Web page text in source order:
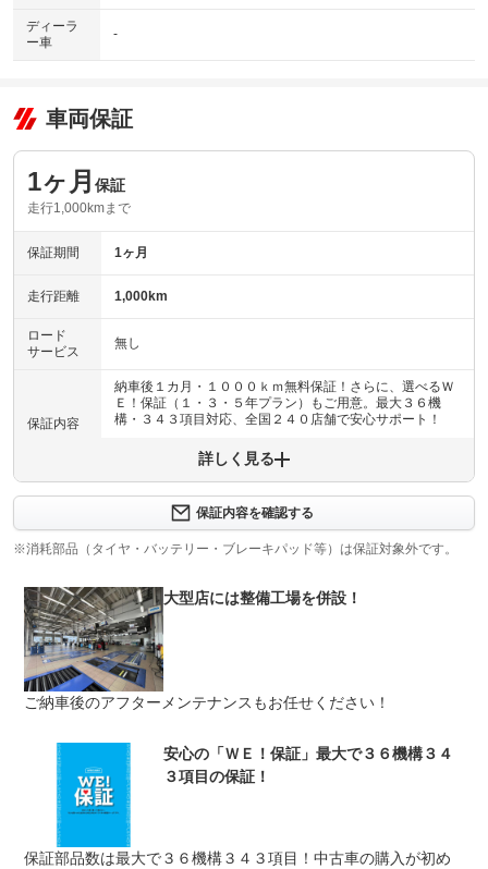
ディーラ
ー車
-
車両保証
1ヶ月 保証
走行1,000kmまで
保証期間 1ヶ月
走行距離 1,000km
ロード
サービス
無し
保証内容
納車後１カ月・１０００ｋｍ無料保証！さらに、選べるＷ
Ｅ！保証（１・３・５年プラン）もご用意。最大３６機
構・３４３項目対応、全国２４０店舗で安心サポート！
保証内容について問い合わせる
納車後１ヶ月・１０００ｋｍ以内は３６機構・３４３項目
を保証いたします。詳しくは販売店までお問い合わせ下さ
い。
上限金額
車両本体価格
車両本体価格の５０％まで
免責金 無し
保証修理
全国のＷＥＣＡＲＳで修理受付可能です。詳細はスタッフ
法定整備
整備付 法定12ヶ月または法定24ヶ月点検整備付
※車検なし・車検整備付の場合は法定24ヶ月点検整備付
※商用車は6ヶ月または12ヶ月点検整備付
法定整備
について
ご契約からご納車までの間に法定点検を実施致します。支
払総額に整備代金が含まれ点検記録簿を発行致します。
詳しく見る
保証内容を確認する
※消耗部品（タイヤ・バッテリー・ブレーキパッド等）は保証対象外です。
大型店には整備工場を併設！
ご納車後のアフターメンテナンスもお任せください！
安心の「ＷＥ！保証」最大で３６機構３４
３項目の保証！
保証部品数は最大で３６機構３４３項目！中古車の購入が初め